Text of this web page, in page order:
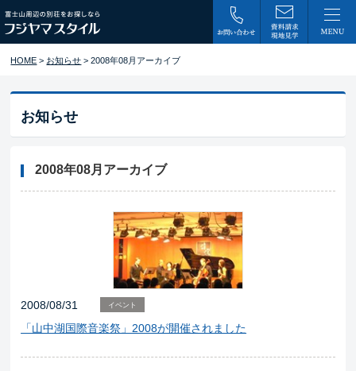
HOME > お知らせ > 2008年08月アーカイブ
お知らせ
2008年08月アーカイブ
2008/08/31 イベント
「山中湖国際音楽祭」2008が開催されました